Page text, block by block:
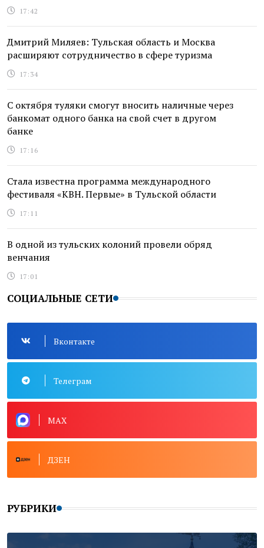
17:42
Дмитрий Миляев: Тульская область и Москва
расширяют сотрудничество в сфере туризма
17:34
С октября туляки смогут вносить наличные через
банкомат одного банка на свой счет в другом
банке
17:16
Стала известна программа международного
фестиваля «КВН. Первые» в Тульской области
17:11
В одной из тульских колоний провели обряд
венчания
17:01
СОЦИАЛЬНЫЕ СЕТИ
Вконтакте
Телеграм
MAX
ДЗЕН
РУБРИКИ